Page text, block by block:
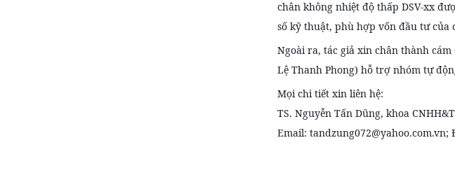
chân không nhiệt độ thấp DSV-xx
số kỹ thuật, phù hợp vốn đầu tư của
Ngoài ra, tác giả xin chân thành
Lệ Thanh Phong) hỗ trợ nhóm tự
Mọi chi tiết xin liên hệ:
TS. Nguyễn Tấn Dũng, khoa
Email: tandzung072@yahoo.com.vn;